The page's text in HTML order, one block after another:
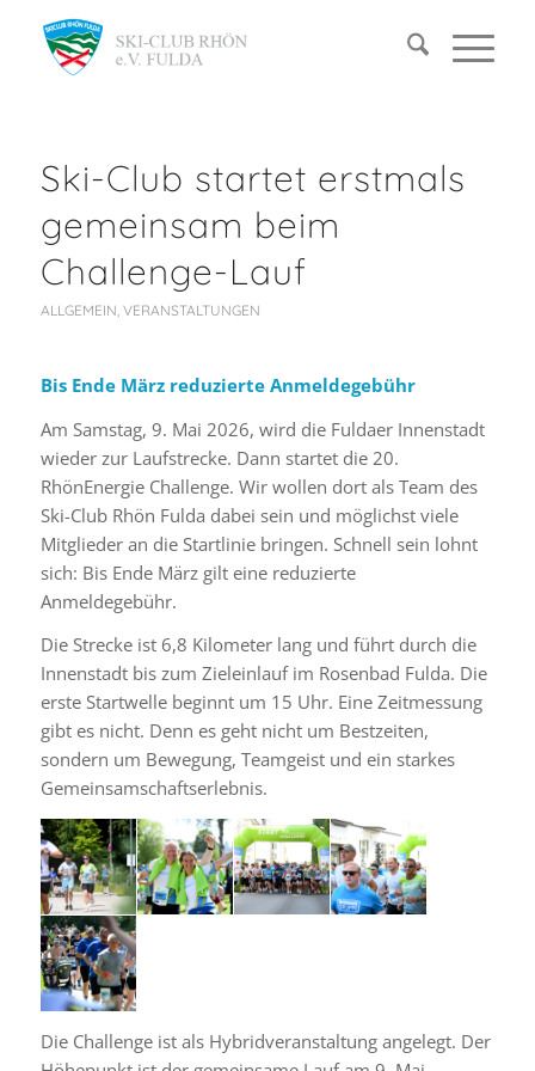
Ski-Club startet erstmals
gemeinsam beim
Challenge-Lauf
ALLGEMEIN, VERANSTALTUNGEN
Bis Ende März reduzierte Anmeldegebühr
Am Samstag, 9. Mai 2026, wird die Fuldaer Innenstadt
wieder zur Laufstrecke. Dann startet die 20.
RhönEnergie Challenge. Wir wollen dort als Team des
Ski-Club Rhön Fulda dabei sein und möglichst viele
Mitglieder an die Startlinie bringen. Schnell sein lohnt
sich: Bis Ende März gilt eine reduzierte
Anmeldegebühr.
Die Strecke ist 6,8 Kilometer lang und führt durch die
Innenstadt bis zum Zieleinlauf im Rosenbad Fulda. Die
erste Startwelle beginnt um 15 Uhr. Eine Zeitmessung
gibt es nicht. Denn es geht nicht um Bestzeiten,
sondern um Bewegung, Teamgeist und ein starkes
Gemeinsamschaftserlebnis.
Die Challenge ist als Hybridveranstaltung angelegt. Der